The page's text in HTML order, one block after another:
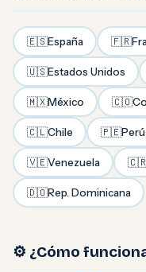
🇪🇸España 🇫🇷
🇺🇸Estados Unidos
🇲🇽México 🇨🇴
🇨🇱Chile 🇵🇪Perú
🇻🇪Venezuela
🇩🇴Rep. Dominicana
⚙️ ¿Cómo